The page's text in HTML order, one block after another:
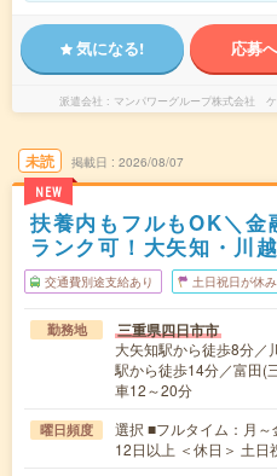
気になる! 応募
派遣会社 マンパワーグループ株式会社
未読
NEW
掲載日 2026/08/07
扶養内もフルもOK＼
ランク可！大矢知・川
交通費別途支給あり 土日祝日が休み
勤務地 三重県四日市市
大矢知駅から徒歩8分／
駅から徒歩14分／富田(
車12～20分
曜日頻度
選択 ■フルタイム：月
12日以上 ＜休日＞ 土日